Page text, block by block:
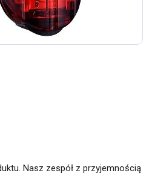
Nasz zespół z przyjemnością